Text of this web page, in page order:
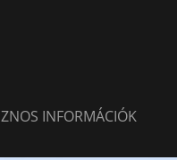
INFORMÁCIÓK